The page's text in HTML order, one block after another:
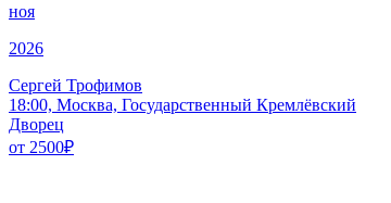
ноя
2026
Сергей Трофимов
18:00, Москва, Государственный Кремлёвский
Дворец
от 2500₽